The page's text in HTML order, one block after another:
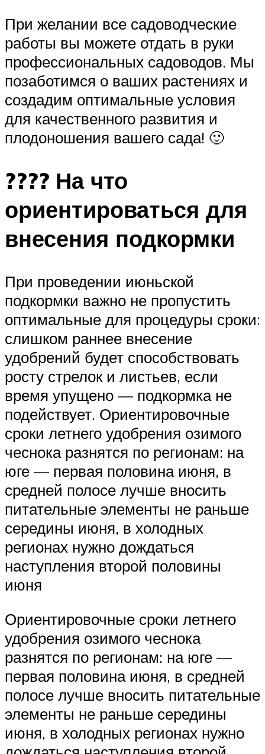
При желании все садоводческие
работы вы можете отдать в руки
профессиональных садоводов. Мы
позаботимся о ваших растениях и
создадим оптимальные условия
для качественного развития и
плодоношения вашего сада! 🙂
???? На что
ориентироваться для
внесения подкормки
При проведении июньской
подкормки важно не пропустить
оптимальные для процедуры сроки:
слишком раннее внесение
удобрений будет способствовать
росту стрелок и листьев, если
время упущено — подкормка не
подействует. Ориентировочные
сроки летнего удобрения озимого
чеснока разнятся по регионам: на
юге — первая половина июня, в
средней полосе лучше вносить
питательные элементы не раньше
середины июня, в холодных
регионах нужно дождаться
наступления второй половины
июня
Ориентировочные сроки летнего
удобрения озимого чеснока
разнятся по регионам: на юге —
первая половина июня, в средней
полосе лучше вносить питательные
элементы не раньше середины
июня, в холодных регионах нужно